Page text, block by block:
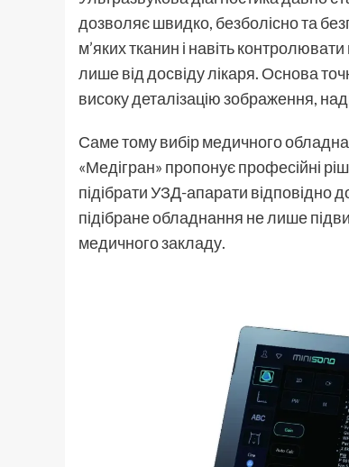
дозволяє швидко, безболісно та
м’яких тканин і навіть
лише від досвіду лікаря. Основа
високу деталізацію зображення,
Саме тому вибір медичного
«Медігран» пропонує професійні
підібрати УЗД-апарати відповідно
підібране обладнання не лише
медичного закладу.